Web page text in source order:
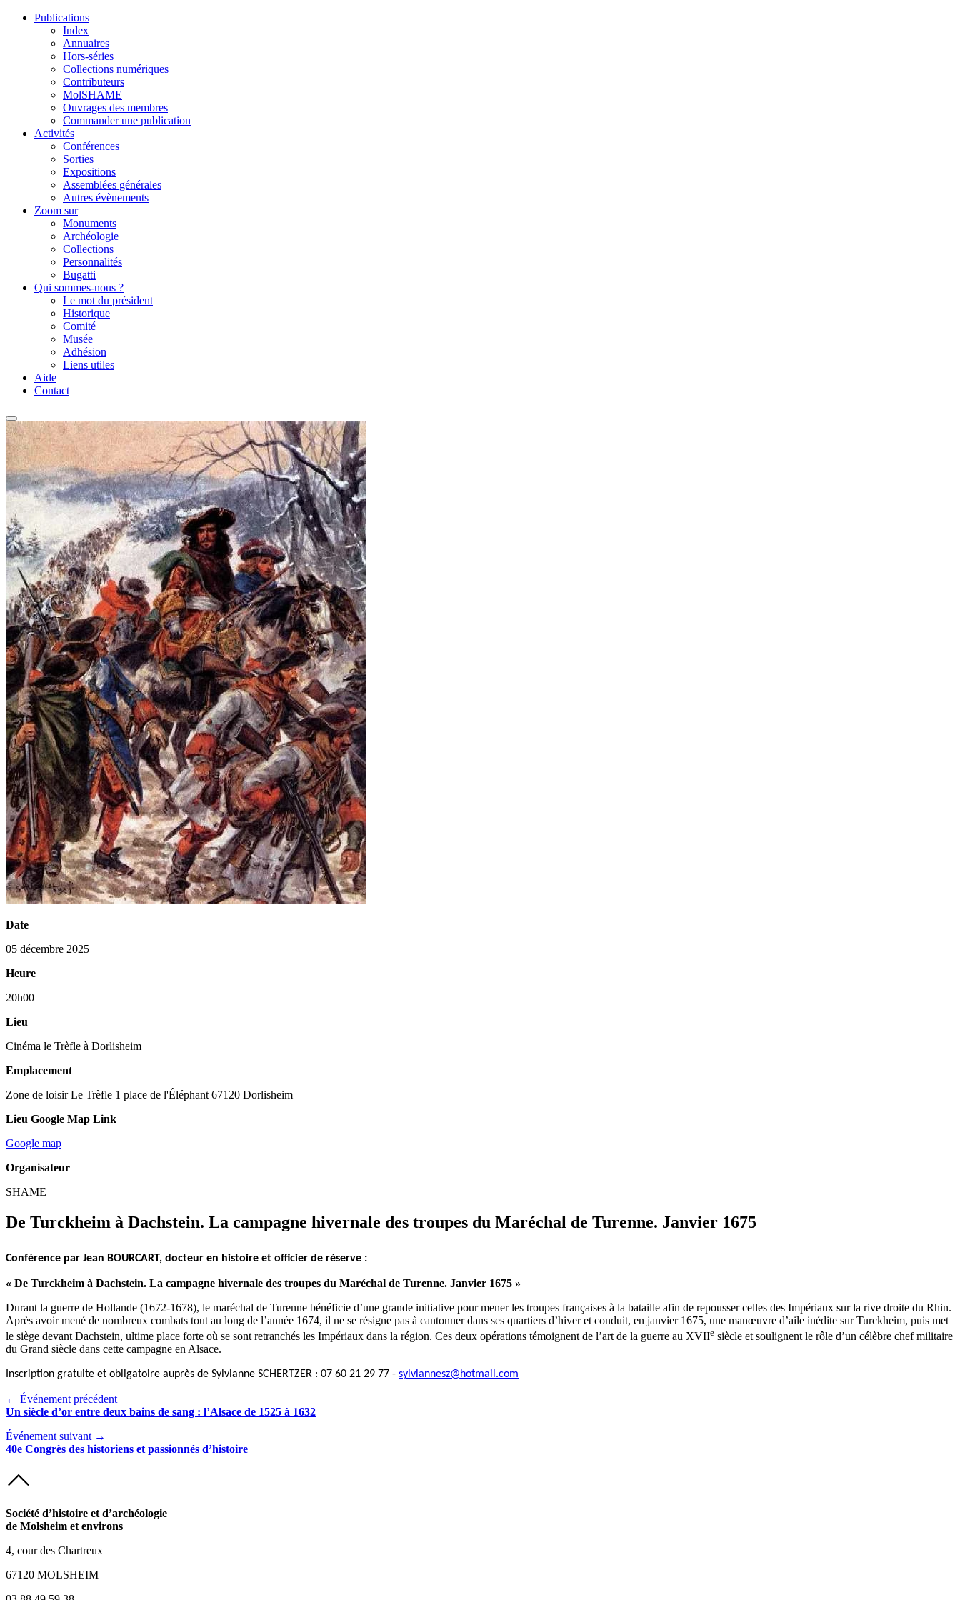
Publications
Index
Annuaires
Hors-séries
Collections numériques
Contributeurs
MolSHAME
Ouvrages des membres
Commander une publication
Activités
Conférences
Sorties
Expositions
Assemblées générales
Autres évènements
Zoom sur
Monuments
Archéologie
Collections
Personnalités
Bugatti
Qui sommes-nous ?
Le mot du président
Historique
Comité
Musée
Adhésion
Liens utiles
Aide
Contact
Date
05 décembre 2025
Heure
20h00
Lieu
Cinéma le Trèfle à Dorlisheim
Emplacement
Zone de loisir Le Trèfle 1 place de l'Éléphant 67120 Dorlisheim
Lieu Google Map Link
Google map
Organisateur
SHAME
De Turckheim à Dachstein. La campagne hivernale des troupes du Maréchal de Turenne. Janvier 1675
Conférence par Jean BOURCART, docteur en histoire et officier de réserve :
« De Turckheim à Dachstein. La campagne hivernale des troupes du Maréchal de Turenne. Janvier 1675 »
Durant la guerre de Hollande (1672-1678), le maréchal de Turenne bénéficie d’une grande initiative pour mener les troupes françaises à la bataille afin de repousser celles des Impériaux sur la rive droite du Rhin.
Après avoir mené de nombreux combats tout au long de l’année 1674, il ne se résigne pas à cantonner dans ses quartiers d’hiver et conduit, en janvier 1675, une manœuvre d’aile inédite sur Turckheim, puis met
le siège devant Dachstein, ultime place forte où se sont retranchés les Impériaux dans la région. Ces deux opérations témoignent de l’art de la guerre au XVIIe siècle et soulignent le rôle d’un célèbre chef militaire
du Grand siècle dans cette campagne en Alsace.
Inscription gratuite et obligatoire auprès de Sylvianne SCHERTZER : 07 60 21 29 77 - sylviannesz@hotmail.com
← Événement précédent
Un siècle d’or entre deux bains de sang : l’Alsace de 1525 à 1632
Événement suivant →
40e Congrès des historiens et passionnés d’histoire
Société d’histoire et d’archéologie
de Molsheim et environs
4, cour des Chartreux
67120 MOLSHEIM